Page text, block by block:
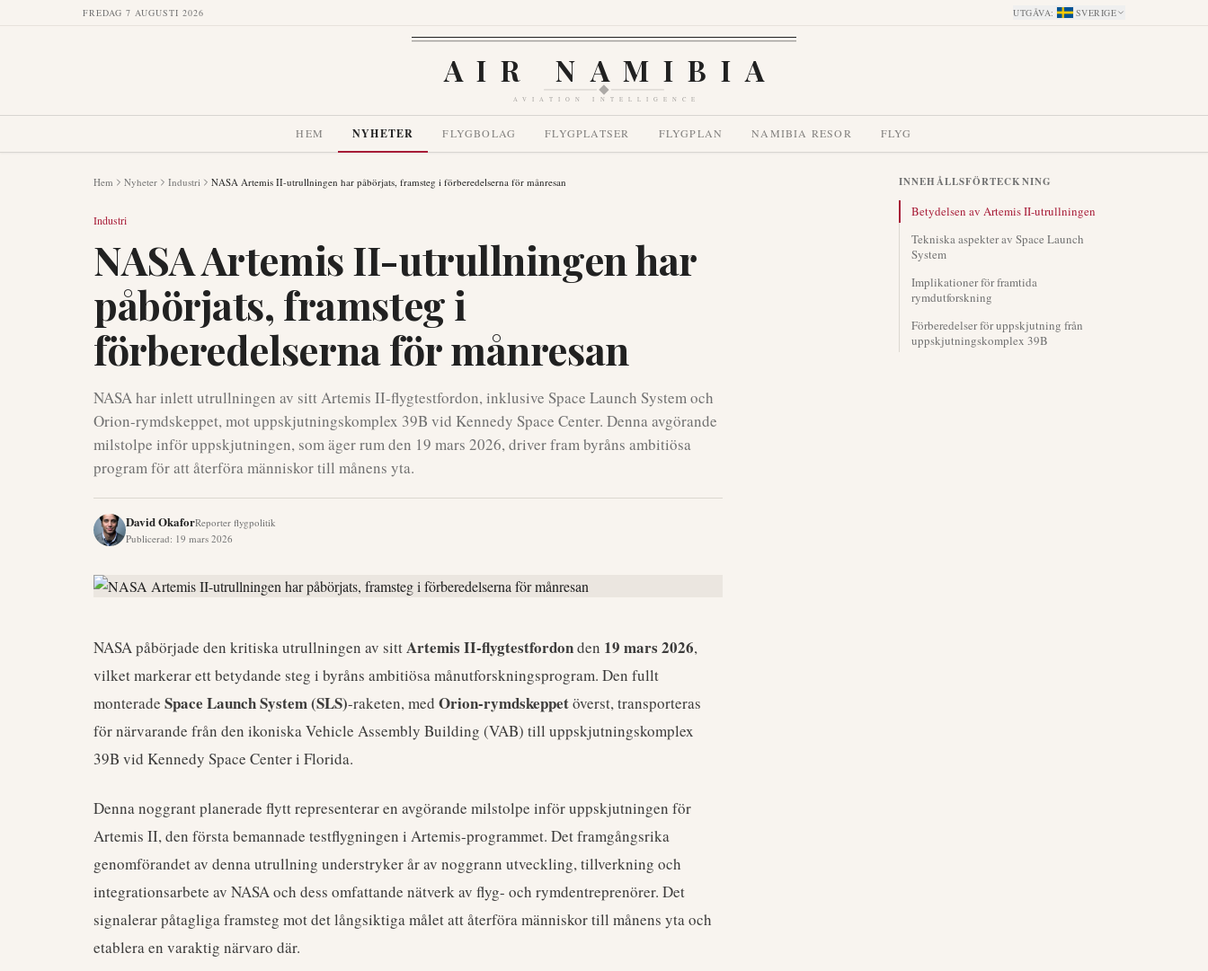
FREDAG 7 AUGUSTI 2026 UTGÅVA: SVERIGE
AIR NAMIBIA
AVIATION INTELLIGENCE
HEM NYHETER FLYGBOLAG FLYGPLATSER FLYGPLAN NAMIBIA RESOR FLYG
Hem Nyheter Industri NASA Artemis II-utrullningen har påbörjats, framsteg i förberedelserna för månresan
Industri
NASA Artemis II-utrullningen har
påbörjats, framsteg i
förberedelserna för månresan
NASA har inlett utrullningen av sitt Artemis II-flygtestfordon, inklusive Space Launch System och
Orion-rymdskeppet, mot uppskjutningskomplex 39B vid Kennedy Space Center. Denna avgörande
milstolpe inför uppskjutningen, som äger rum den 19 mars 2026, driver fram byråns ambitiösa
program för att återföra människor till månens yta.
David OkaforReporter flygpolitik
Publicerad: 19 mars 2026
NASA påbörjade den kritiska utrullningen av sittArtemis II-flygtestfordonden 19 mars 2026,
vilket markerar ett betydande steg i byråns ambitiösa månutforskningsprogram. Den fullt
monterade Space Launch System (SLS)-raketen, med Orion-rymdskeppetöverst, transporteras
för närvarande från den ikoniska Vehicle Assembly Building (VAB) till uppskjutningskomplex
39B vid Kennedy Space Center i Florida.
Denna noggrant planerade flytt representerar en avgörande milstolpe inför uppskjutningen för
Artemis II, den första bemannade testflygningen i Artemis-programmet. Det framgångsrika
genomförandet av denna utrullning understryker år av noggrann utveckling, tillverkning och
integrationsarbete av NASA och dess omfattande nätverk av flyg- och rymdentreprenörer. Det
signalerar påtagliga framsteg mot det långsiktiga målet att återföra människor till månens yta och
etablera en varaktig närvaro där.
INNEHÅLLSFÖRTECKNING
Betydelsen av Artemis II-utrullningen
Tekniska aspekter av Space Launch
System
Implikationer för framtida
rymdutforskning
Förberedelser för uppskjutning från
uppskjutningskomplex 39B